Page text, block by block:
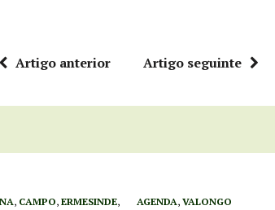
Artigo anterior Artigo seguinte
, CAMPO,ERMESINDE,
AGENDA,VALONGO